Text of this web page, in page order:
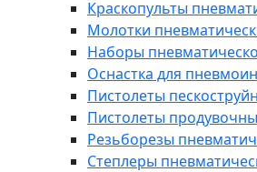
Краскопульты
Молотки
Наборы
Оснастка для
Пистолеты
Пистолеты
Резьборезы
Степлеры